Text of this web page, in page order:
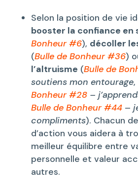
Selon la position de vie
booster la confiance en
Bonheur #6), décoller
(Bulle de Bonheur #36)
l’altruisme (Bulle de
soutiens mon entourage,
Bonheur #28–
Bulle de Bonheur #44–
compliments). Chacun
d’action vous aidera à
meilleur équilibre entre
personnelle et valeur
autres.